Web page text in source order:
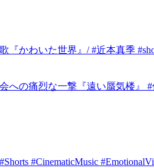
かわいた世界』/ #近本真季
への痛烈な一撃『遠い蜃気楼』 #
#CinematicMusic